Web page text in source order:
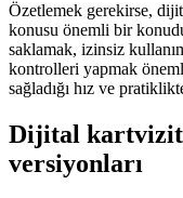
Özetlemek gerekirse,
konusu önemli bir
saklamak, izinsiz
kontrolleri yapmak
sağladığı hız ve
Dijital
versiyonları